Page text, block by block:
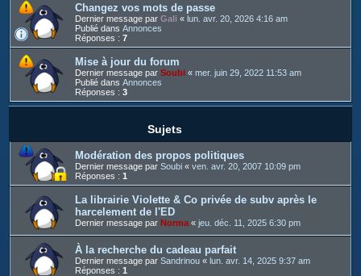
Changez vos mots de passe
Dernier message par Gali « lun. avr. 20, 2026 4:16 am
Publié dans Annonces
Réponses : 7
Mise à jour du forum
Dernier message par Soubi « mer. juin 29, 2022 11:53 am
Publié dans Annonces
Réponses : 3
Sujets
Modération des propos politiques
Dernier message par Soubi « ven. avr. 20, 2007 10:09 pm
Réponses : 1
La librairie Violette & Co privée de subv après le
harcelement de l'ED
Dernier message par Norma « jeu. déc. 11, 2025 6:30 pm
À la recherche du cadeau parfait
Dernier message par Sandrinou « lun. avr. 14, 2025 9:37 am
Réponses : 1